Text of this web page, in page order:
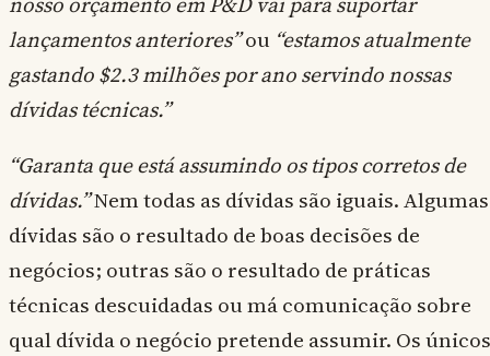
lançamentos anteriores”ou “estamos atualmente
gastando $2.3 milhões por ano servindo nossas
dívidas técnicas.”
“Garanta que está assumindo os tipos corretos de
dívidas.”Nem todas as dívidas são iguais. Algumas
dívidas são o resultado de boas decisões de
negócios; outras são o resultado de práticas
técnicas descuidadas ou má comunicação sobre
qual dívida o negócio pretende assumir. Os únicos